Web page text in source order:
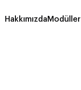
Hakkımızda Modüller